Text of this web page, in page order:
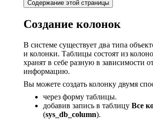
Содержание этой страницы
Создание колонок
В системе существует два типа
и колонки. Таблицы состоят из
хранят в себе разную в зависимости
информацию.
Вы можете создать колонку двумя
через форму таблицы.
добавив запись в таблицу Все
(sys_db_column).